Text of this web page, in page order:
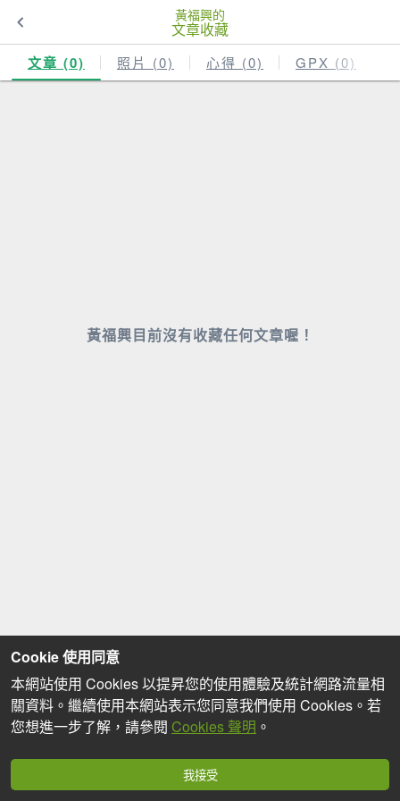
黃福興的
文章收藏
文章 (0) 照片 (0) 心得 (0) GPX (0)
黃福興目前沒有收藏任何文章喔！
Cookie 使用同意
本網站使用 Cookies 以提昇您的使用體驗及統計網路流量相
關資料。繼續使用本網站表示您同意我們使用 Cookies。若
您想進一步了解，請參閱 Cookies 聲明 。
我接受